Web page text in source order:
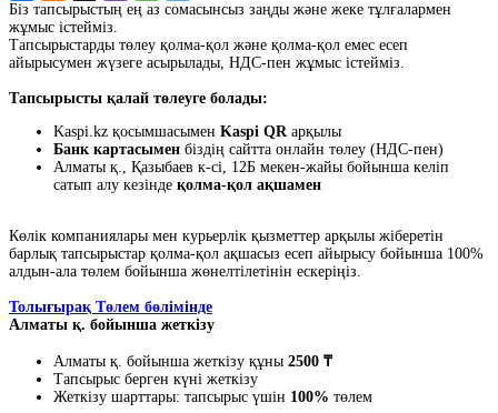
Біз тапсырыстың ең аз сомасынсыз заңды және жеке тұлғалармен
жұмыс істейміз.
Тапсырыстарды төлеу қолма-қол және қолма-қол емес есеп
айырысумен жүзеге асырылады, НДС-пен жұмыс істейміз.
Тапсырысты қалай төлеуге болады:
Kaspi.kz қосымшасымен Kaspi QRарқылы
Банк картасымен біздің сайтта онлайн төлеу (НДС-пен)
Алматы қ., Қазыбаев к-сі, 12Б мекен-жайы бойынша келіп
сатып алу кезінде қолма-қол ақшамен
Көлік компаниялары мен курьерлік қызметтер арқылы жіберетін
барлық тапсырыстар қолма-қол ақшасыз есеп айырысу бойынша 100%
алдын-ала төлем бойынша жөнелтілетінін ескеріңіз.
Толығырақ Төлем бөлімінде
Алматы қ. бойынша жеткізу
Алматы қ. бойынша жеткізу құны 2500 ₸
Тапсырыс берген күні жеткізу
Жеткізу шарттары: тапсырыс үшін 100% төлем